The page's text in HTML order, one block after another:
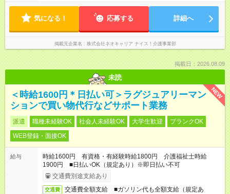
気になる！ 応募する 詳細へ
掲載元企業名 株式会社ネオキャリア ナイス！介護事業部
掲載日：2026.08.09
未読
NEW
＜時給1600円＊日払い可＞ラグジュアリーマン
ションで買い物代行などサポート業務
派遣 職種未経験OK 社会人未経験OK 大学生歓迎
ブランクOK
WEB登録・面接OK
給与
時給1600円 有資格・有経験時給1800円 介護福祉士時給
1900円 ■日払いOK（規定あり）※即日払い不可
交通費別途支給あり
交通費
交通費全額支給 ■ガソリン代も全額支給（規定あ